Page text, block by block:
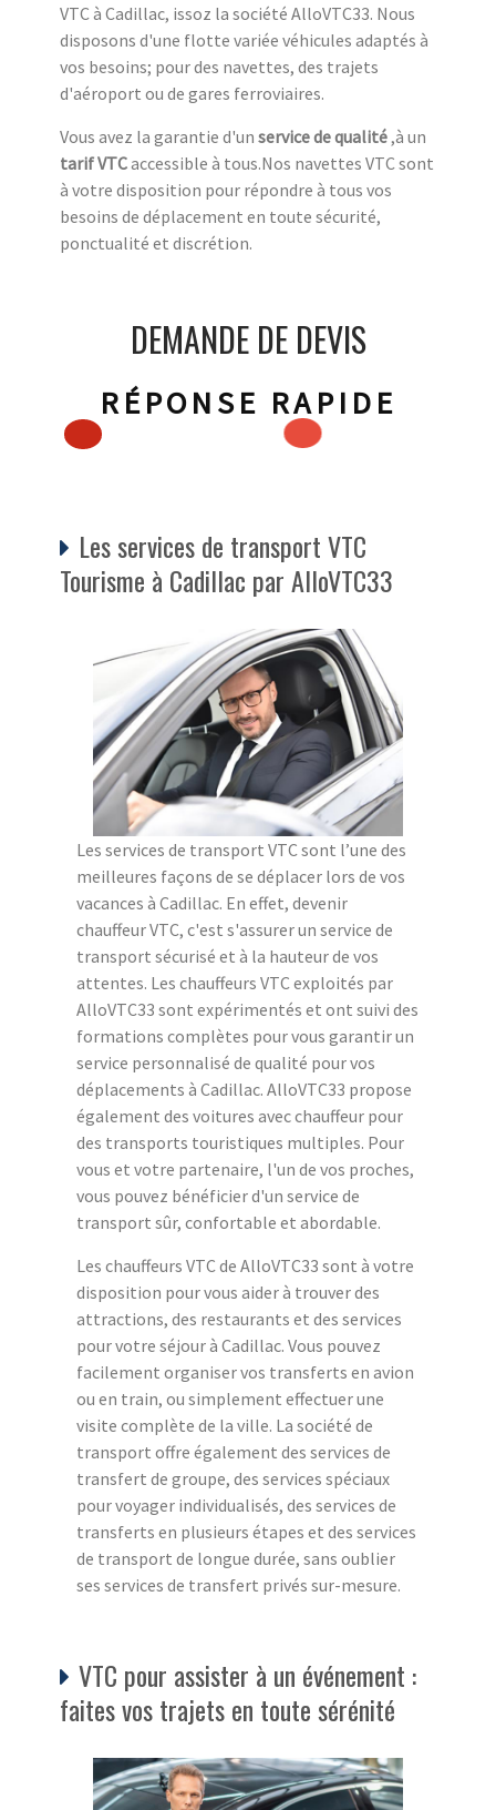
VTC à Cadillac, issoz la société AlloVTC33. Nous
disposons d'une flotte variée véhicules adaptés à
vos besoins; pour des navettes, des trajets
d'aéroport ou de gares ferroviaires.
Vous avez la garantie d'un service de qualité ,à un
tarif VTCaccessible à tous.Nos navettes VTC sont
à votre disposition pour répondre à tous vos
besoins de déplacement en toute sécurité,
ponctualité et discrétion.
DEMANDE DE DEVIS
RÉPONSE RAPIDE
Les services de transport VTC
Tourisme à Cadillac par AlloVTC33
Les services de transport VTC sont l’une des
meilleures façons de se déplacer lors de vos
vacances à Cadillac. En effet, devenir
chauffeur VTC, c'est s'assurer un service de
transport sécurisé et à la hauteur de vos
attentes. Les chauffeurs VTC exploités par
AlloVTC33 sont expérimentés et ont suivi des
formations complètes pour vous garantir un
service personnalisé de qualité pour vos
déplacements à Cadillac. AlloVTC33 propose
également des voitures avec chauffeur pour
des transports touristiques multiples. Pour
vous et votre partenaire, l'un de vos proches,
vous pouvez bénéficier d'un service de
transport sûr, confortable et abordable.
Les chauffeurs VTC de AlloVTC33 sont à votre
disposition pour vous aider à trouver des
attractions, des restaurants et des services
pour votre séjour à Cadillac. Vous pouvez
facilement organiser vos transferts en avion
ou en train, ou simplement effectuer une
visite complète de la ville. La société de
transport offre également des services de
transfert de groupe, des services spéciaux
pour voyager individualisés, des services de
transferts en plusieurs étapes et des services
de transport de longue durée, sans oublier
ses services de transfert privés sur-mesure.
VTC pour assister à un événement :
faites vos trajets en toute sérénité